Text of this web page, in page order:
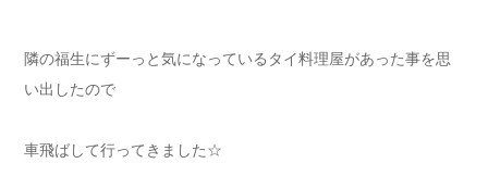
隣の福生にずーっと気になっているタイ料理屋があった事を思
い出したので
車飛ばして行ってきました☆